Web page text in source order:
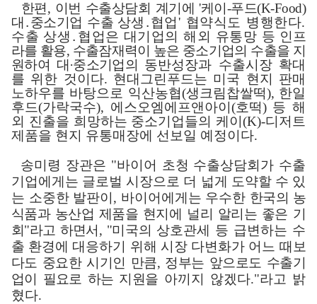
한편, 이번 수출상담회 계기에'케이 -푸드(K-Food)
대 ․중소기업 수출 상생 ․협업' 협약식도 병행한다.
수출 상생 ․ 협업은 대기업의 해외 유통망 등 인프
라를 활용, 수출잠재력이 높은 중소기업의 수출을 지
원하여 대 ·중소기업의
동반성장과 수출시장 확대
를 위한 것이다. 현대그린푸드는 미국 현지 판매
노하우를 바탕으로 익산농협(생크림찹쌀떡), 한일
후드(가락국수), 에스오엠에프앤아이 (호떡) 등 해
외 진출을 희망하는 중소기업들의 케이 (K)-디저트
제품을 현지 유통매장에 선보일 예정이다.
송미령 장관은 "바이어 초청 수출상담회가 수출
기업에게는 글로벌 시장으로 더 넓게 도약할 수 있
는 소중한 발판이 , 바이어에게는 우수한 한국의 농
식품과 농산업 제품을 현지에 널리 알리는 좋은 기
회 "라고 하면서 , "미국의 상호관세 등 급변하는 수
출 환경에 대응하기 위해 시장 다변화가 어느 때 보
다도 중요한 시기인 만큼, 정부는 앞으로도 수출기
업이 필요로 하는 지원을 아끼지 않겠다."라고 밝
혔다.